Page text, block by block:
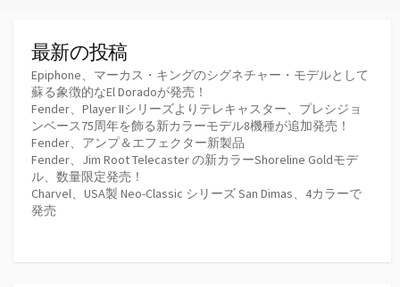
最新の投稿
Epiphone、マーカス・キングのシグネチャー・モデルとして
蘇る象徴的なEl Doradoが発売！
Fender、Player IIシリーズよりテレキャスター、プレシジョ
ンベース75周年を飾る新カラーモデル8機種が追加発売！
Fender、アンプ＆エフェクター新製品
Fender、Jim Root Telecaster の新カラーShoreline Goldモデ
ル、数量限定発売！
Charvel、USA製 Neo-Classic シリーズ San Dimas、4カラーで
発売